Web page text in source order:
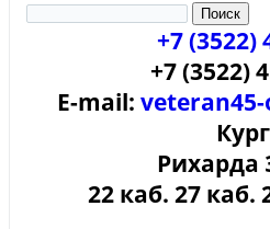
+7 (3522)
+7 (3522)
E-mail:
Рихарда
22 каб. 27 каб.